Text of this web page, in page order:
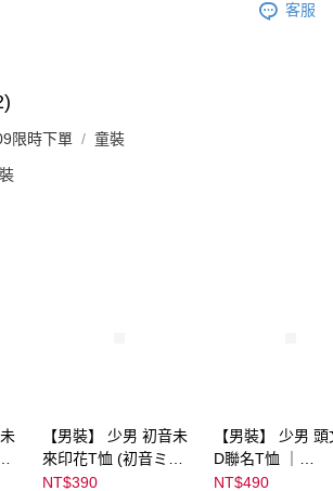
客服
限時下單 童裝
)
【男裝】 少男 初音未
來印花T恤 (初音ミク)
｜
NT$390
【男裝】 少男
D聯名T恤 ｜
NT$490